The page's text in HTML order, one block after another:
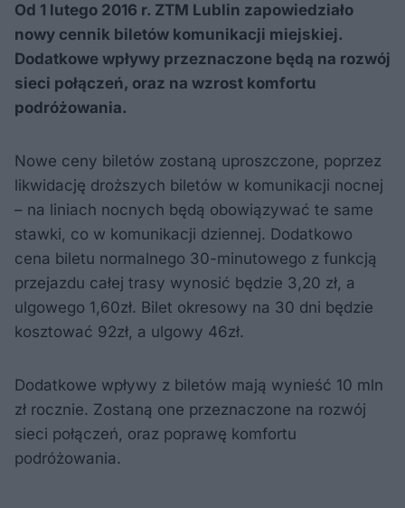
Od 1 lutego 2016 r. ZTM Lublin zapowiedziało
nowy cennik biletów komunikacji miejskiej.
Dodatkowe wpływy przeznaczone będą na rozwój
sieci połączeń, oraz na wzrost komfortu
podróżowania.
Nowe ceny biletów zostaną uproszczone, poprzez
likwidację droższych biletów w komunikacji nocnej
– na liniach nocnych będą obowiązywać te same
stawki, co w komunikacji dziennej. Dodatkowo
cena biletu normalnego 30-minutowego z funkcją
przejazdu całej trasy wynosić będzie 3,20 zł, a
ulgowego 1,60zł. Bilet okresowy na 30 dni będzie
kosztować 92zł, a ulgowy 46zł.
Dodatkowe wpływy z biletów mają wynieść 10 mln
zł rocznie. Zostaną one przeznaczone na rozwój
sieci połączeń, oraz poprawę komfortu
podróżowania.